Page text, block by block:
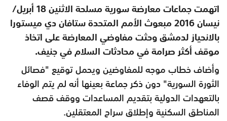
اتهمت جماعات معارضة سورية مسلحة الاثنين 18 أبريل/
نيسان 2016 مبعوث الأمم المتحدة ستافان دي ميستورا
بالانحياز لدمشق وحثت مفاوضي المعارضة على اتخاذ
موقف أكثر صرامة في محادثات السلام في جنيف.
وأضاف خطاب موجه للمفاوضين ويحمل توقيع "فصائل
الثورة السورية" دون ذكر جماعة بعينها أنه لم يتم الوفاء
بالتعهدات الدولية بتقديم المساعدات ووقف قصف
المناطق السكنية وإطلاق سراح المعتقلين.